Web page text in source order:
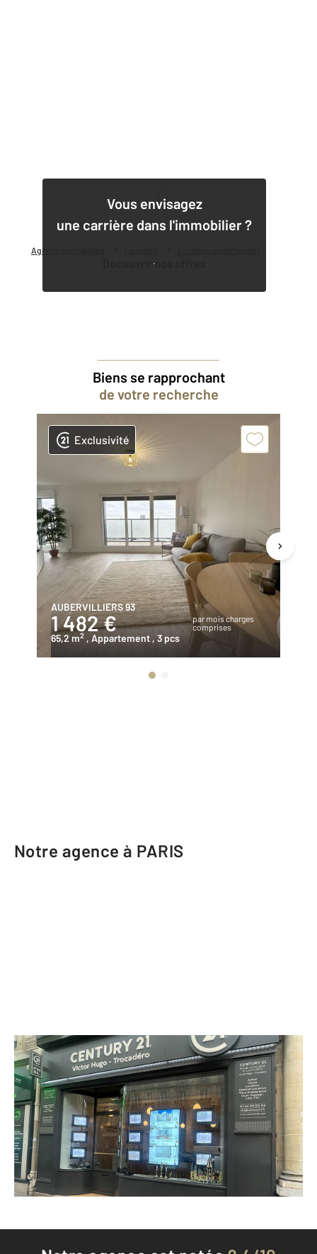
Agence immobilière
Vous envisagez
une carrière dans l'immobilier ?
Découvrir nos offres
1
Biens se rapprochant
de votre recherche
Exclusivité
AUBERVILLIERS 93
1 482 €
par mois charges
comprises
65,2 m2 , Appartement , 3 pcs
Notre agence à PARIS
CENTURY 21 Victor Hugo - Trocadéro
130 avenue Victor Hugo
PARIS - 75016
Envoyer un message
Téléphoner à l'agence